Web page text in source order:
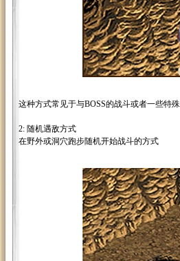
这种方式常见于与BOSS的战斗或者一些特
2: 随机遇敌方式
在野外或洞穴跑步随机开始战斗的方式